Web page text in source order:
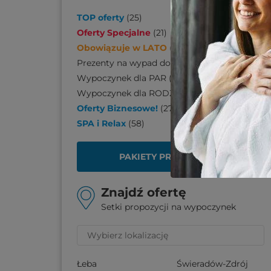
TOP oferty (25)
Oferty Specjalne (21)
Obowiązuje w LATO (
Prezenty na wypad do SPA
110)
Wypoczynek dla PAR (
Wypoczynek dla RODZINY
139)
Oferty Biznesowe! (27
SPA i Relax (58)
PAKIETY PREZENTOWE
Znajdź ofertę
Setki propozycji na wypoczynek
Łeba
Świeradów-Zdrój